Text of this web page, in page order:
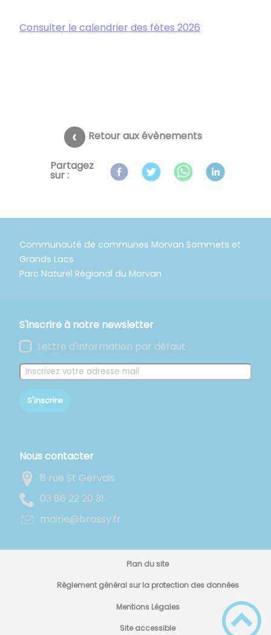
Consulter le calendrier des fêtes 2026
Retour aux évènements
Partagez
sur :
Communauté de communes Morvan Sommets et
Grands Lacs
Parc Naturel Régional du Morvan
S'inscrire à notre newsletter
Lettre d'information par défaut
S'inscrire
Nous contacter
8 rue St Gervais
13 02 22 68 30
rf.yssarb@eiriam
Plan du site
Règlement général sur la protection des données
Mentions Légales
Site accessible